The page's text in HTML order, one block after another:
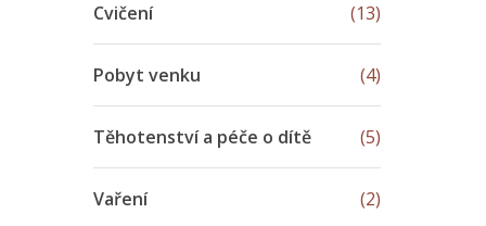
Cvičení (13)
Pobyt venku (4)
Těhotenství a péče o dítě (5)
Vaření (2)